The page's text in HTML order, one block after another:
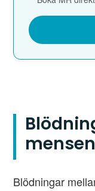
Blödningar